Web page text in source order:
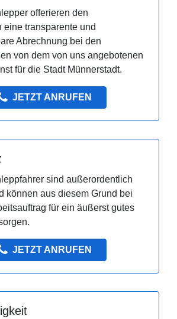
offerieren den
eine transparente und
Abrechnung bei den
von dem von uns angebotenen
für die Stadt Münnerstadt.
JETZT ANRUFEN
sind außerordentlich
können aus diesem Grund bei
für ein äußerst gutes
JETZT ANRUFEN